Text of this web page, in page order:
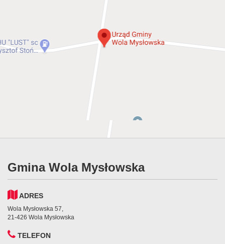
Gmina Wola Mysłowska
ADRES
Wola Mysłowska 57,
21-426 Wola Mysłowska
TELEFON